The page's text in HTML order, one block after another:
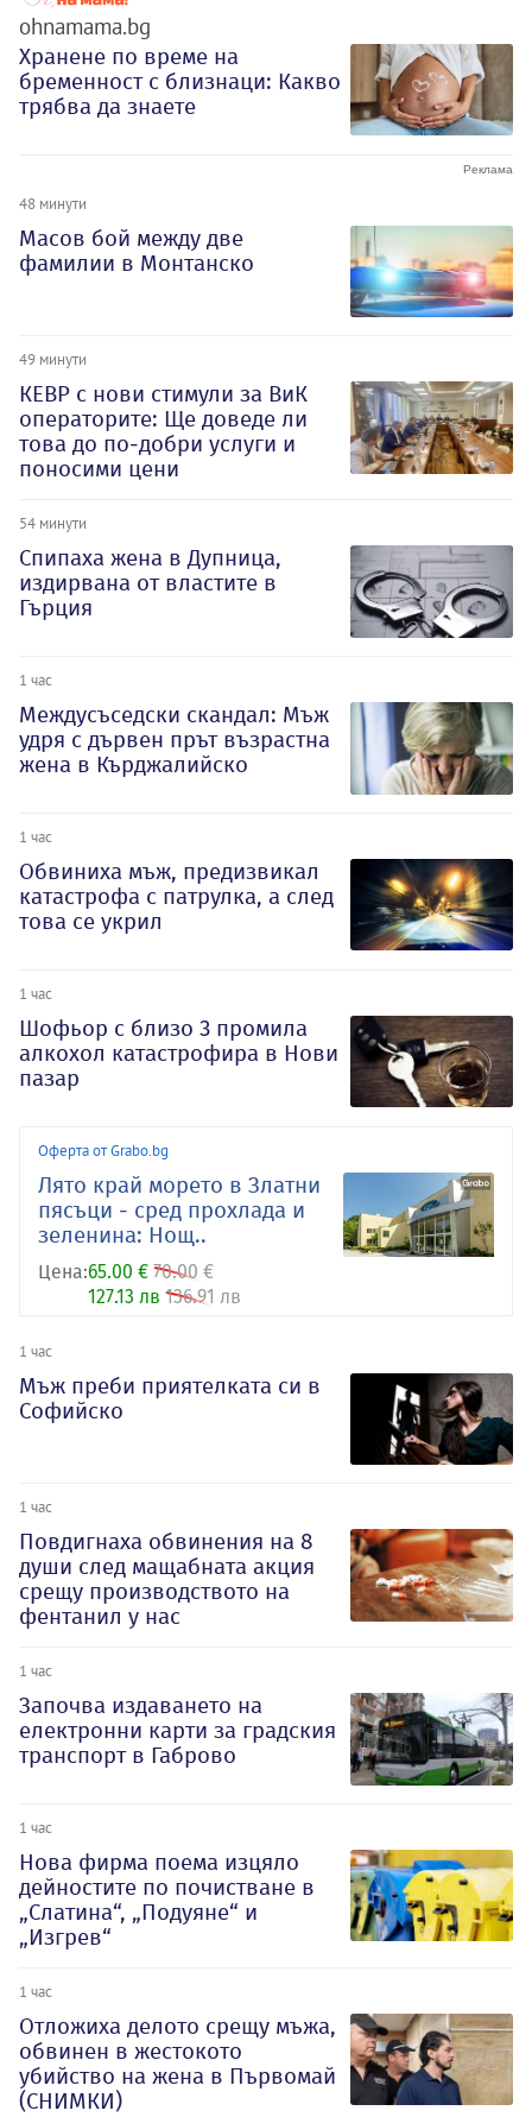
ohnamama.bg
Хранене по време на
бременност с близнаци: Какво
трябва да знаете
48 минути
Масов бой между две
фамилии в Монтанско
49 минути
КЕВР с нови стимули за ВиК
операторите: Ще доведе ли
това до по-добри услуги и
поносими цени
54 минути
Спипаха жена в Дупница,
издирвана от властите в
Гърция
1 час
Междусъседски скандал: Мъж
удря с дървен прът възрастна
жена в Кърджалийско
1 час
Обвиниха мъж, предизвикал
катастрофа с патрулка, а след
това се укрил
1 час
Шофьор с близо 3 промила
алкохол катастрофира в Нови
пазар
Оферта от Grabo.bg
Лято край морето в Златни
пясъци - сред прохлада и
зеленина: Нощ..
Цена:65.00 € 70.00 €
127.13 лв 136.91 лв
1 час
Мъж преби приятелката си в
Софийско
1 час
Повдигнаха обвинения на 8
души след мащабната акция
срещу производството на
фентанил у нас
1 час
Започва издаването на
електронни карти за градския
транспорт в Габрово
1 час
Нова фирма поема изцяло
дейностите по почистване в
„Слатина“, „Подуяне“ и
„Изгрев“
1 час
Отложиха делото срещу мъжа,
обвинен в жестокото
убийство на жена в Първомай
(СНИМКИ)